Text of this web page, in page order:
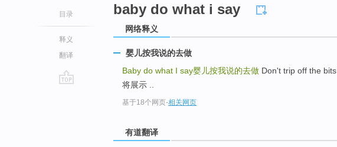
目录
释义
翻译
baby do what i say
网络释义
婴儿按我说的去做
Baby do what I say婴儿按我说的去做 Don't trip off the
将展示 ..
基于18个网页-相关网页
有道翻译